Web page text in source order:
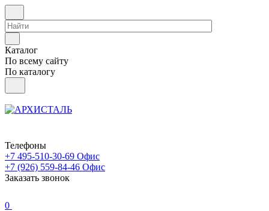
Каталог
По всему сайту
По каталогу
Телефоны
+7 495-510-30-69 Офис
+7 (926) 559-84-46 Офис
Заказать звонок
0